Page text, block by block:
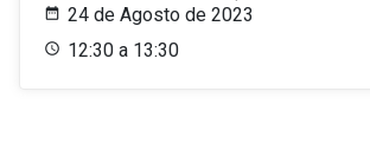
24 de Agosto de 2023
12:30 a 13:30